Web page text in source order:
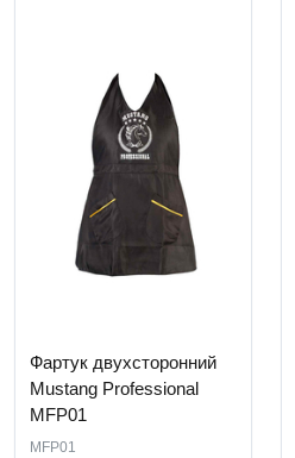
Фартук двухсторонний
Mustang Professional
MFP01
MFP01